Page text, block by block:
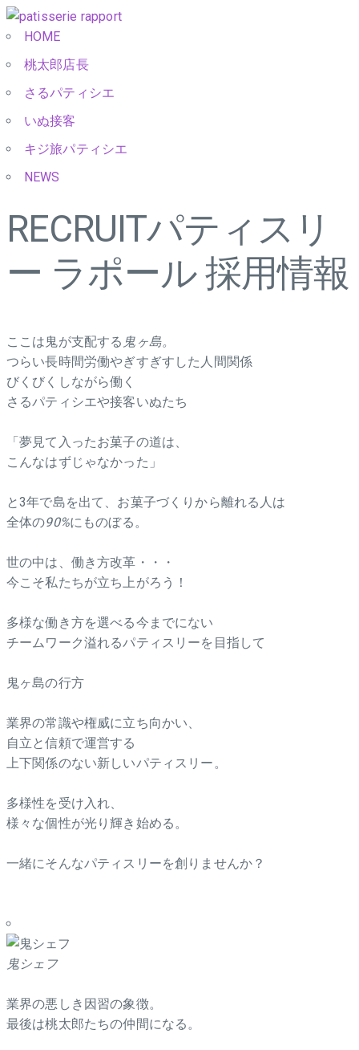
HOME
桃太郎店長
さるパティシエ
いぬ接客
キジ旅パティシエ
NEWS
RECRUITパティスリ
ー ラポール 採用情報
ここは鬼が支配する 鬼ヶ島。
つらい長時間労働やぎすぎすした人間関係
びくびくしながら働く
さるパティシエや接客いぬたち
「夢見て入ったお菓子の道は、
こんなはずじゃなかった」
と3年で島を出て、お菓子づくりから離れる人は
全体の90%にものぼる。
世の中は、働き方改革・・・
今こそ私たちが立ち上がろう！
多様な働き方を選べる今までにない
チームワーク溢れるパティスリーを目指して
鬼ヶ島の行方
業界の常識や権威に立ち向かい、
自立と信頼で運営する
上下関係のない新しいパティスリー。
多様性を受け入れ、
様々な個性が光り輝き始める。
一緒にそんなパティスリーを創りませんか？
鬼シェフ
業界の悪しき因習の象徴。
最後は桃太郎たちの仲間になる。